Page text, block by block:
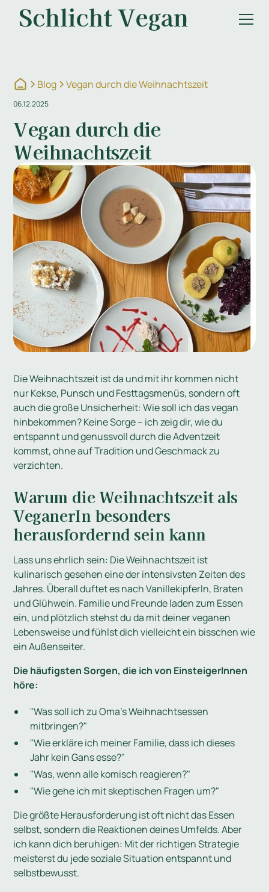
Blog Vegan durch die Weihnachtszeit
06.12.2025
Vegan durch die
Weihnachtszeit
Die Weihnachtszeit ist da und mit ihr kommen nicht
nur Kekse, Punsch und Festtagsmenüs, sondern oft
auch die große Unsicherheit: Wie soll ich das vegan
hinbekommen? Keine Sorge – ich zeig dir, wie du
entspannt und genussvoll durch die Adventzeit
kommst, ohne auf Tradition und Geschmack zu
verzichten.
Warum die Weihnachtszeit als
VeganerIn besonders
herausfordernd sein kann
Lass uns ehrlich sein: Die Weihnachtszeit ist
kulinarisch gesehen eine der intensivsten Zeiten des
Jahres. Überall duftet es nach Vanillekipferln, Braten
und Glühwein. Familie und Freunde laden zum Essen
ein, und plötzlich stehst du da mit deiner veganen
Lebensweise und fühlst dich vielleicht ein bisschen wie
ein Außenseiter.
Die häufigsten Sorgen, die ich von EinsteigerInnen
höre:
"Was soll ich zu Oma's Weihnachtsessen
mitbringen?"
"Wie erkläre ich meiner Familie, dass ich dieses
Jahr kein Gans esse?"
"Was, wenn alle komisch reagieren?"
"Wie gehe ich mit skeptischen Fragen um?"
Die größte Herausforderung ist oft nicht das Essen
selbst, sondern die Reaktionen deines Umfelds. Aber
ich kann dich beruhigen: Mit der richtigen Strategie
meisterst du jede soziale Situation entspannt und
selbstbewusst.